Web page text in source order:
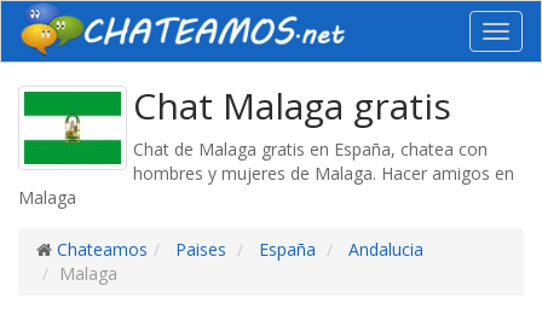
Chat Malaga gratis
Chat de Malaga gratis en España, chatea con
hombres y mujeres de Malaga. Hacer amigos en
Malaga
Chateamos Paises España
Andalucia
Malaga